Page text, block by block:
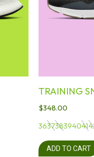
TRAINING
$348.00
363738394041
ADD TO CART